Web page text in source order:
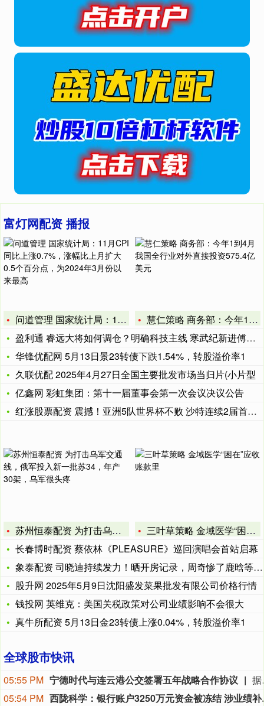
富灯网配资 播报
问道管理 国家统计局：11月CPI同比上涨0.7%，涨幅比上
慧仁策略 商务部：今年1到4月我国全行业对外直接投资575.
盈利通 睿远大将如何调仓？明确科技主线 寒武纪新进傅鹏博十大
华锋优配网 5月13日景23转债下跌1.54%，转股溢价率1
久联优配 2025年4月27日全国主要批发市场当归片(小片型
亿鑫网 彩虹集团：第十一届董事会第一次会议决议公告
红涨股票配资 震撼！亚洲5队世界杯不败 沙特连续2届首战爆冷
苏州恒泰配资 为打击乌军交通线，俄军投入新一批苏34，年产3
三叶草策略 金域医学“困在”应收账款里
长春博时配资 蔡依林《PLEASURE》巡回演唱会首站启幕
象泰配资 司晓迪持续发力！晒开房记录，周奇惨了鹿晗等顶流被锤
股升网 2025年5月9日沈阳盛发菜果批发有限公司价格行情
钱投网 英维克：美国关税政策对公司业绩影响不会很大
真牛所配资 5月13日金23转债上涨0.04%，转股溢价率1
全球股市快讯
05:55 PM 宁德时代与连云港公交签署五年战略合作协议
据宁德时代消息，近日
05:54 PM
西陇科